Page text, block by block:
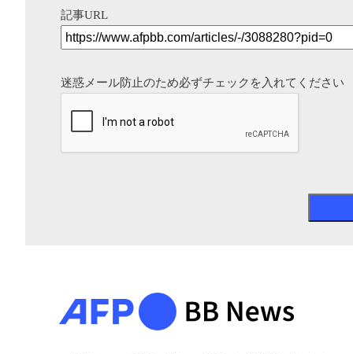
記事URL
迷惑メール防止のため必ずチェックを入れてください